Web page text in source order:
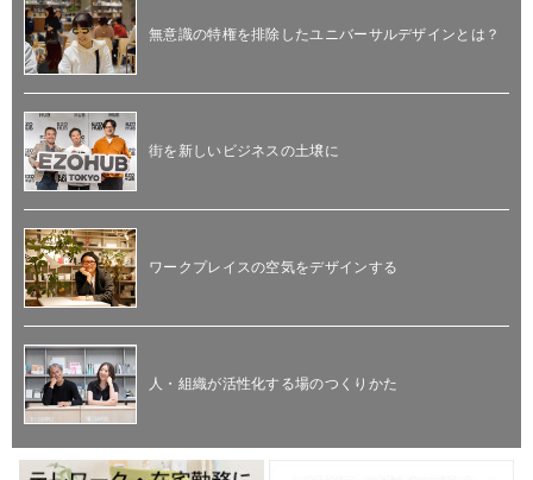
無意識の特権を排除したユニバーサルデザインとは？
街を新しいビジネスの土壌に
ワークプレイスの空気をデザインする
人・組織が活性化する場のつくりかた